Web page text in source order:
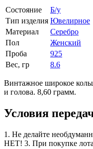
Состояние
Б/у
Тип изделия Ювелирное
Материал
Серебро
Пол
Женский
Проба
925
Вес, гр
8.6
Винтажное широкое
и голова. 8,60 грамм.
Условия
1. Не делайте
НЕТ! 3. При покупке лота